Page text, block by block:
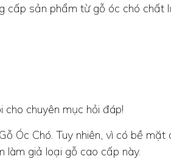
cấp sản phẩm từ gỗ óc chó chất
chuyên mục hỏi đáp!
Óc Chó. Tuy nhiên, vì có bề
làm giả loại gỗ cao cấp này.